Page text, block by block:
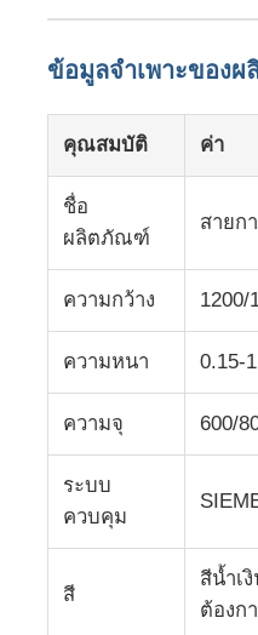
สินค้า
ข้อมูลจำเพาะของ
คุณสมบัติ ค่า
ชื่อ
ผลิตภัณฑ์
สายก
ความกว้าง 1200/
ความหนา 0.15-
ความจุ 600/
ระบบ
ควบคุม
สี
สีน้ำเ
ต้องก